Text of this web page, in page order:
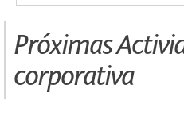
Próximas
corporativa